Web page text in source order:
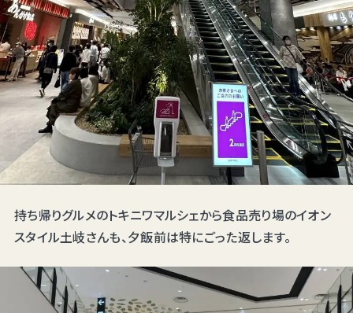
持ち帰りグルメのトキニワマルシェから食品売り場のイオン
スタイル土岐さんも、夕飯前は特にごった返します。